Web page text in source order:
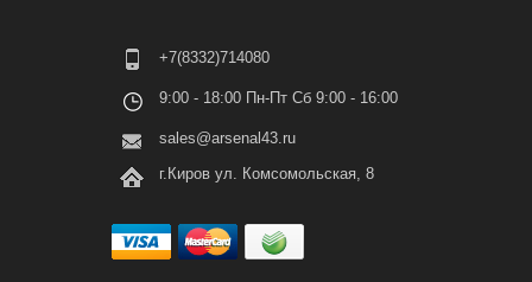
+7(8332)714080
9:00 - 18:00 Пн-Пт Сб 9:00 - 16:00
sales@arsenal43.ru
г.Киров ул. Комсомольская, 8